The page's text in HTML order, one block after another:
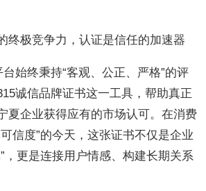
终极竞争力，认证是信任的加速器
始终秉持“客观、公正、严格”的评
诚信品牌证书这一工具，帮助真正
夏企业获得应有的市场认可。在消费
信度”的今天，这张证书不仅是企业
，更是连接用户情感、构建长期关系